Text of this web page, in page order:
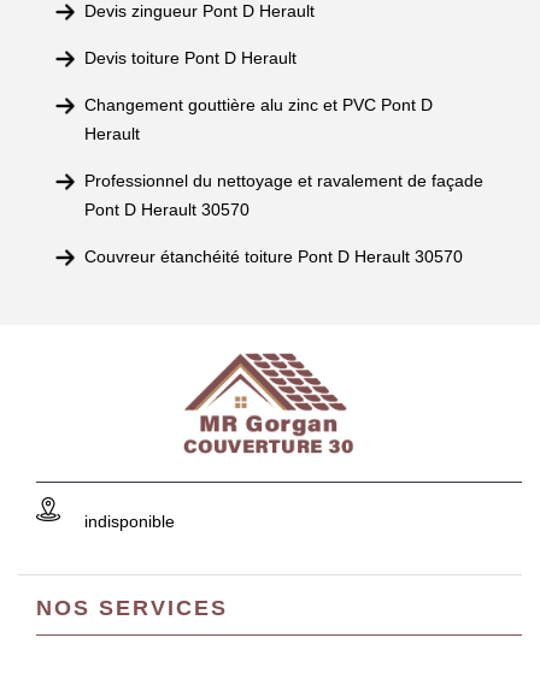
Devis zingueur Pont D Herault
Devis toiture Pont D Herault
Changement gouttière alu zinc et PVC Pont D
Herault
Professionnel du nettoyage et ravalement de façade
Pont D Herault 30570
Couvreur étanchéité toiture Pont D Herault 30570
indisponible
NOS SERVICES